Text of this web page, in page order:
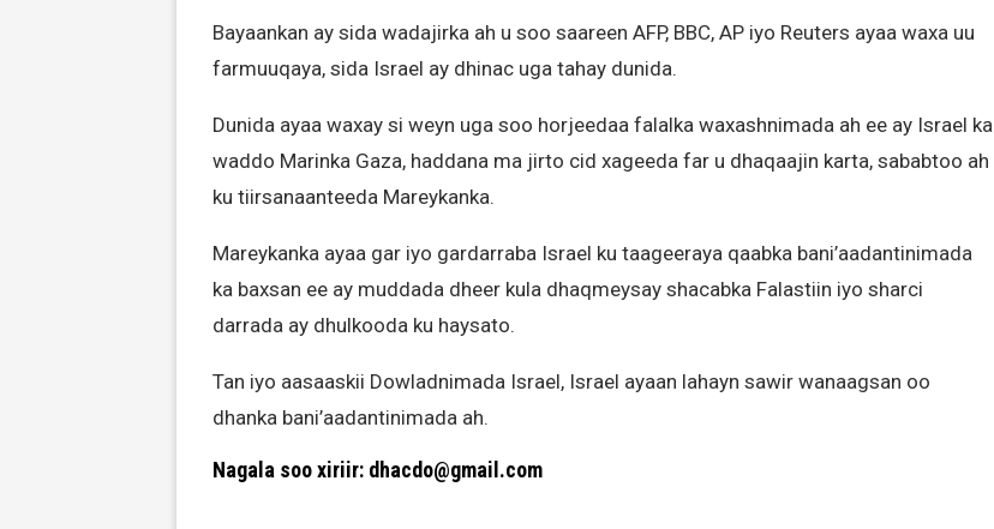
Bayaankan ay sida wadajirka ah u soo saareen AFP, BBC, AP iyo Reuters ayaa waxa uu
farmuuqaya, sida Israel ay dhinac uga tahay dunida.
Dunida ayaa waxay si weyn uga soo horjeedaa falalka waxashnimada ah ee ay Israel ka
waddo Marinka Gaza, haddana ma jirto cid xageeda far u dhaqaajin karta, sababtoo ah
ku tiirsanaanteeda Mareykanka.
Mareykanka ayaa gar iyo gardarraba Israel ku taageeraya qaabka bani’aadantinimada
ka baxsan ee ay muddada dheer kula dhaqmeysay shacabka Falastiin iyo sharci
darrada ay dhulkooda ku haysato.
Tan iyo aasaaskii Dowladnimada Israel, Israel ayaan lahayn sawir wanaagsan oo
dhanka bani’aadantinimada ah.
Nagala soo xiriir: dhacdo@gmail.com